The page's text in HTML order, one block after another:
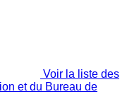
Voir la liste des
et du Bureau de